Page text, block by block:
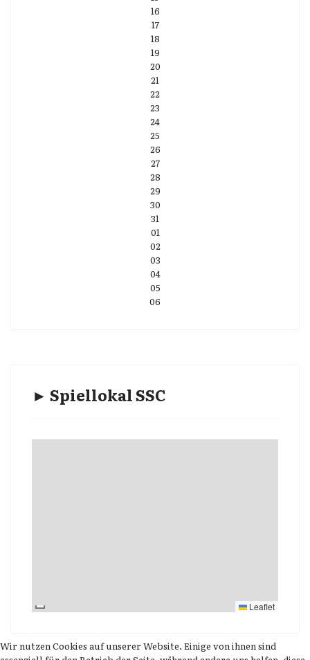
16
17
18
19
20
21
22
23
24
25
26
27
28
29
30
31
01
02
03
04
05
06
► Spiellokal SSC
Leaflet
Wir nutzen Cookies auf unserer Website. Einige von ihnen sind